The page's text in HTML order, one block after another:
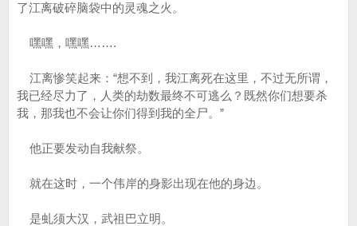
了江离破碎脑袋中的灵魂之火。
嘿嘿，嘿嘿…….
江离惨笑起来：“想不到，我江离死在这里，不过无所谓，
我已经尽力了，人类的劫数最终不可逃么？既然你们想要杀
我，那我也不会让你们得到我的全尸。”
他正要发动自我献祭。
就在这时，一个伟岸的身影出现在他的身边。
是虬须大汉，武祖巴立明。